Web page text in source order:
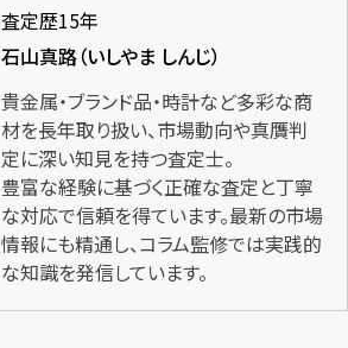
査定歴15年
石山真路（いしやま しんじ）
貴金属・ブランド品・時計など多彩な商
材を長年取り扱い、市場動向や真贋判
定に深い知見を持つ査定士。
豊富な経験に基づく正確な査定と丁寧
な対応で信頼を得ています。最新の市場
情報にも精通し、コラム監修では実践的
な知識を発信しています。